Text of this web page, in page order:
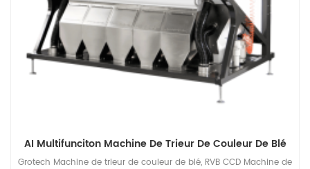
AI Multifunciton Machine De Trieur De Couleur De Blé
Grotech Machine de trieur de couleur de blé, RVB CCD Machine de